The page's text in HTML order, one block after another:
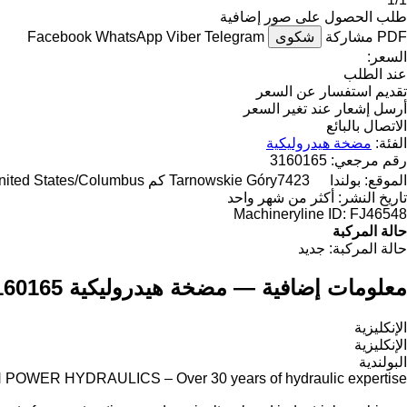
طلب الحصول على صور إضافية
PDF مشاركة شكوى Facebook WhatsApp Viber Telegram
السعر:
عند الطلب
تقديم استفسار عن السعر
أرسل إشعار عند تغير السعر
الاتصال بالبائع
الفئة: مضخة هيدروليكية
رقم مرجعي: 3160165
الموقع: بولندا Tarnowskie Góry7423 كم to "United States/Columbus"
تاريخ النشر: أكثر من شهر واحد
Machineryline ID: FJ46548
حالة المركبة
حالة المركبة: جديد
معلومات إضافية — مضخة هيدروليكية Tobroco 3160165
الإنكليزية
الإنكليزية
البولندية
POWER HYDRAULICS – Over 30 years of hydraulic expertise.